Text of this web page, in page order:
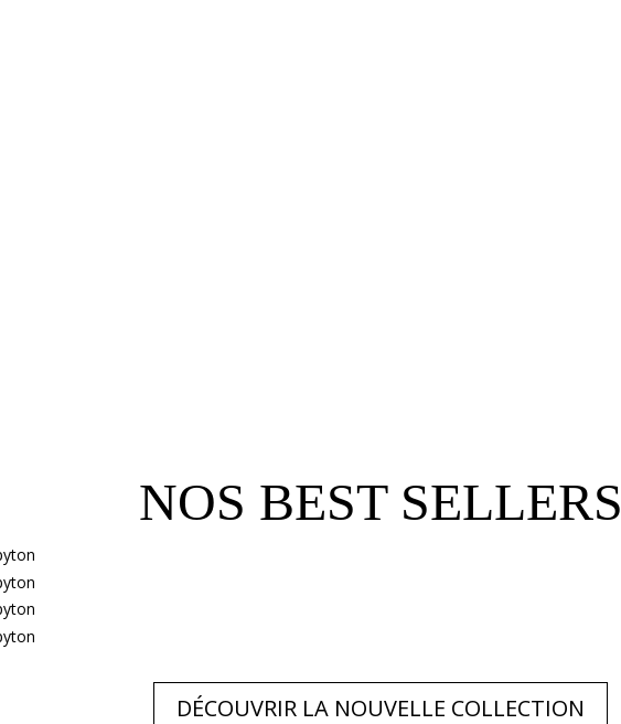
NOS BEST SELLERS
DÉCOUVRIR LA NOUVELLE COLLECTION